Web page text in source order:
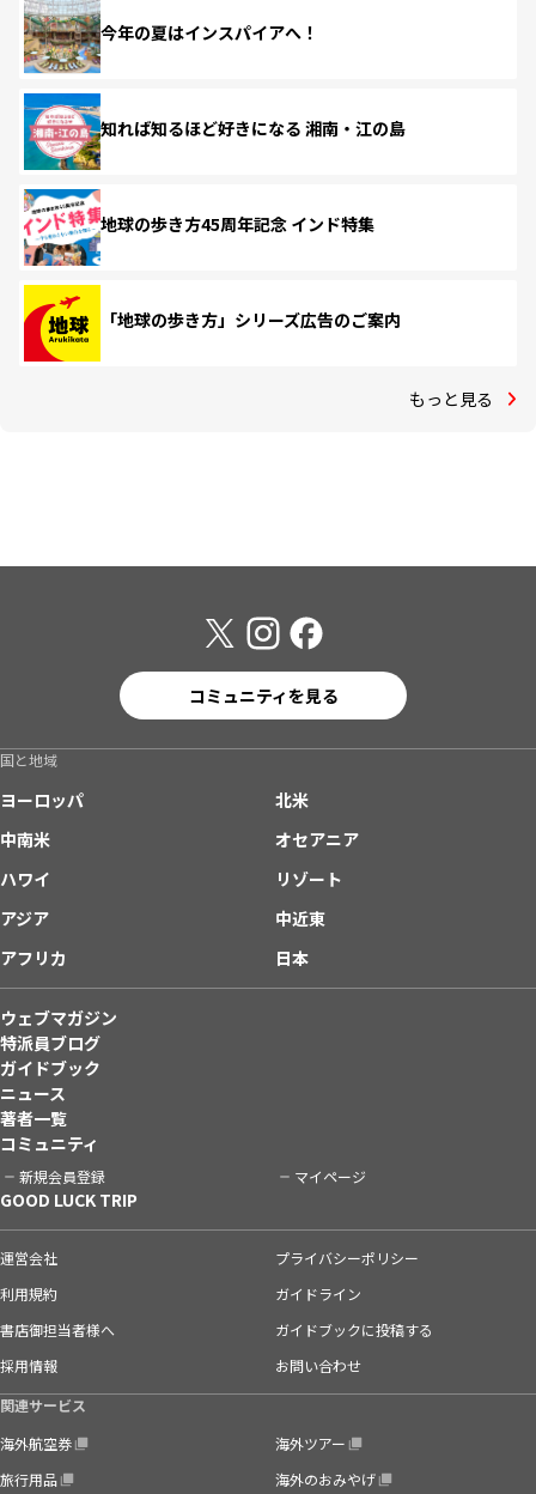
今年の夏はインスパイアへ！
知れば知るほど好きになる 湘南・江の島
地球の歩き方45周年記念 インド特集
「地球の歩き方」シリーズ広告のご案内
もっと見る
コミュニティを見る
国と地域
ヨーロッパ
北米
中南米
オセアニア
ハワイ
リゾート
アジア
中近東
アフリカ
日本
ウェブマガジン
特派員ブログ
ガイドブック
ニュース
著者一覧
コミュニティ
新規会員登録 マイページ
GOOD LUCK TRIP
運営会社
プライバシーポリシー
利用規約
ガイドライン
書店御担当者様へ
ガイドブックに投稿する
採用情報
お問い合わせ
関連サービス
海外航空券
海外ツアー
旅行用品
海外のおみやげ